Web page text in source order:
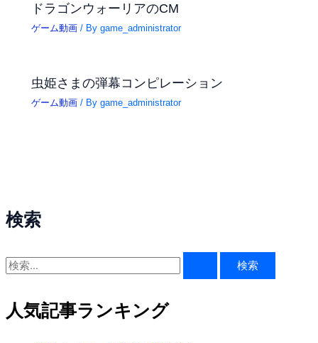
検索
検
対
象
人気記事ランキング
ドラゴンウォーリアのCM
ゲーム動画 / Bygame_administrator
虫姫さまの弾幕コンピレーション
ゲーム動画 / Bygame_administrator